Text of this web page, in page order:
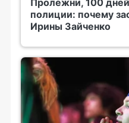
Пролежни, 100
полиции: почему
Ирины Зайченко